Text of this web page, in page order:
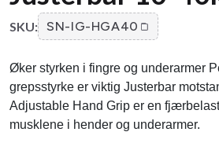
SKU: SN-IG-HGA40
Øker styrken i fingre og underarmer
grepsstyrke er viktig Justerbar
Adjustable Hand Grip er en
musklene i hender og underarmer.